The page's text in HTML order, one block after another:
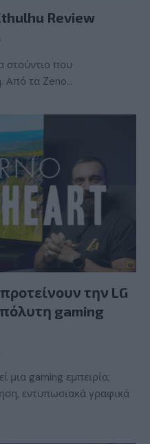
Review
στούντιο που
Από τα Zeno…
την LG
gaming
μια gaming εμπειρία;
εντυπωσιακά γραφικά